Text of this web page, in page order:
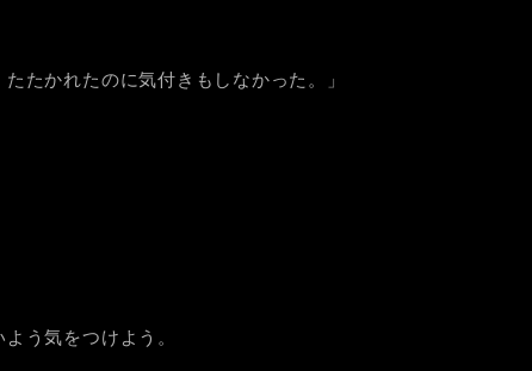
たかれたのに気付きもしなかった。」
う気をつけよう。